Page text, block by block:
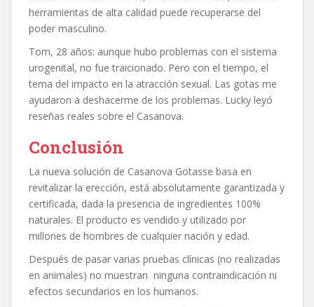
herramientas de alta calidad puede recuperarse del
poder masculino.
Tom, 28 años: aunque hubo problemas con el sistema
urogenital, no fue traicionado. Pero con el tiempo, el
tema del impacto en la atracción sexual. Las gotas me
ayudaron a deshacerme de los problemas. Lucky leyó
reseñas reales sobre el Casanova.
Conclusión
La nueva solución de Casanova Gotasse basa en
revitalizar la erección, está absolutamente garantizada y
certificada, dada la presencia de ingredientes 100%
naturales. El producto es vendido y utilizado por
millones de hombres de cualquier nación y edad.
Después de pasar varias pruebas clínicas (no realizadas
en animales) no muestran ninguna contraindicación ni
efectos secundarios en los humanos.